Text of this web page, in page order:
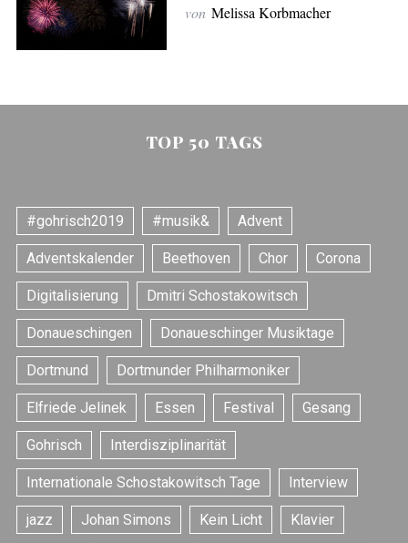
von Melissa Korbmacher
TOP 50 TAGS
#gohrisch2019 #musik& Advent
Adventskalender Beethoven Chor Corona
Digitalisierung Dmitri Schostakowitsch
Donaueschingen Donaueschinger Musiktage
Dortmund Dortmunder Philharmoniker
Elfriede Jelinek Essen Festival Gesang
Gohrisch Interdisziplinarität
Internationale Schostakowitsch Tage Interview
jazz Johan Simons Kein Licht Klavier
S
e
a
r
c
h
f
o